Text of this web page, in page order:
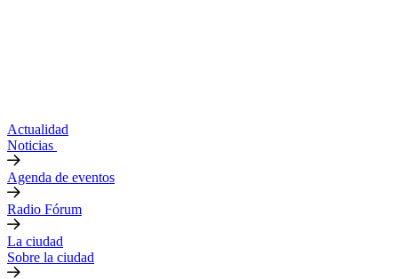
Actualidad
Noticias
Agenda de eventos
Radio Fórum
La ciudad
Sobre la ciudad